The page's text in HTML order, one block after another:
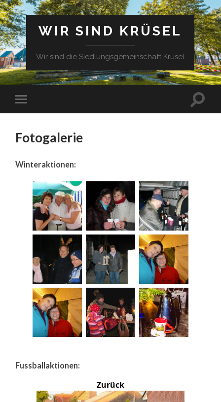
WIR SIND KRÜSEL
Wir sind die Siedlungsgemeinschaft Krüsel
Fotogalerie
Winteraktionen:
Fussballaktionen:
Zurück